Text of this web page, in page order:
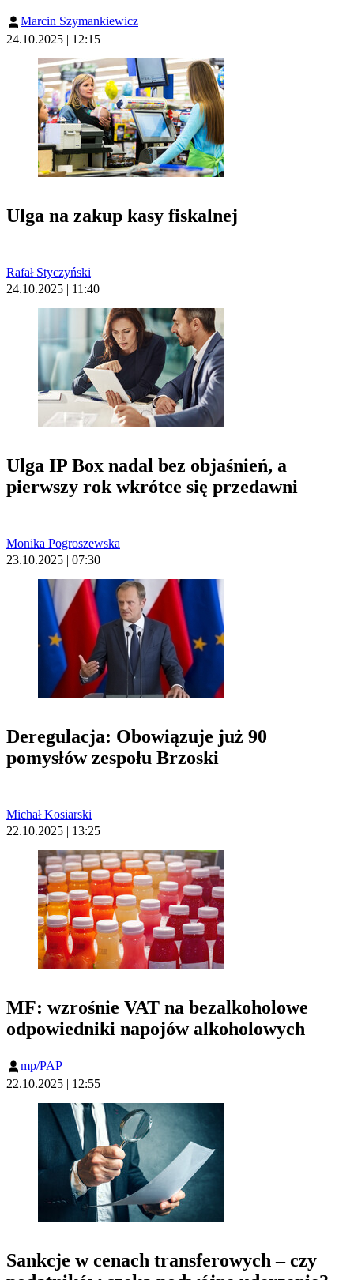
Marcin Szymankiewicz
24.10.2025 | 12:15
Ulga na zakup kasy fiskalnej
Rafał Styczyński
24.10.2025 | 11:40
Ulga IP Box nadal bez objaśnień, a
pierwszy rok wkrótce się przedawni
Monika Pogroszewska
23.10.2025 | 07:30
Deregulacja: Obowiązuje już 90
pomysłów zespołu Brzoski
Michał Kosiarski
22.10.2025 | 13:25
MF: wzrośnie VAT na bezalkoholowe
odpowiedniki napojów alkoholowych
mp/PAP
22.10.2025 | 12:55
Sankcje w cenach transferowych – czy